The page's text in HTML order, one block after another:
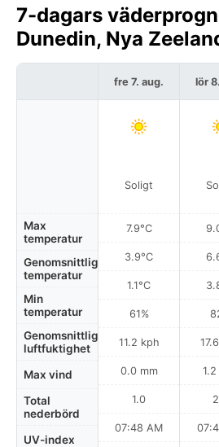
7-dagars
Dunedin, Nya
Max
temperatur
Genomsnittlig
temperatur
Min
temperatur
Genomsnittlig
luftfuktighet
Max vind
Total
nederbörd
UV-index
fre 7. aug.
Soligt
7.9°C
3.9°C
1.1°C
61%
11.2 kph
0.0 mm
1.0
07:48 AM
lör